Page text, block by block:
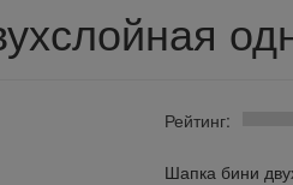
Рейтинг:
Шапка бини